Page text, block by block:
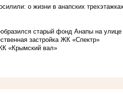
о жизни в анапских
старый фонд Анапы на
застройка ЖК «Спектр»
«Крымский вал»